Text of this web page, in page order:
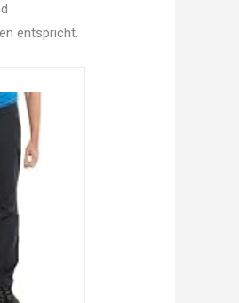
entspricht.